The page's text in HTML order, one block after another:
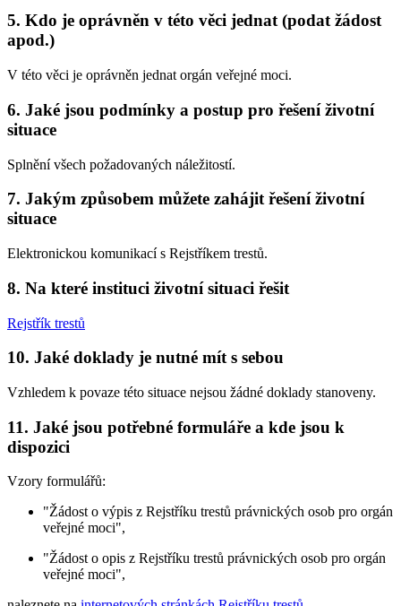
5. Kdo je oprávněn v této věci jednat (podat žádost
apod.)
V této věci je oprávněn jednat orgán veřejné moci.
6. Jaké jsou podmínky a postup pro řešení životní
situace
Splnění všech požadovaných náležitostí.
7. Jakým způsobem můžete zahájit řešení životní
situace
Elektronickou komunikací s Rejstříkem trestů.
8. Na které instituci životní situaci řešit
Rejstřík trestů
10. Jaké doklady je nutné mít s sebou
Vzhledem k povaze této situace nejsou žádné doklady stanoveny.
11. Jaké jsou potřebné formuláře a kde jsou k
dispozici
Vzory formulářů:
"Žádost o výpis z Rejstříku trestů právnických osob pro orgán
veřejné moci",
"Žádost o opis z Rejstříku trestů právnických osob pro orgán
veřejné moci",